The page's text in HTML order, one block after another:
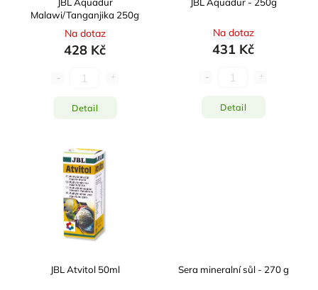
Malawi/Tanganjika 250g
Na dotaz
428 Kč
Detail
Na dotaz
431 Kč
Detail
JBL Atvitol 50ml Sera mineralní sůl - 270 g